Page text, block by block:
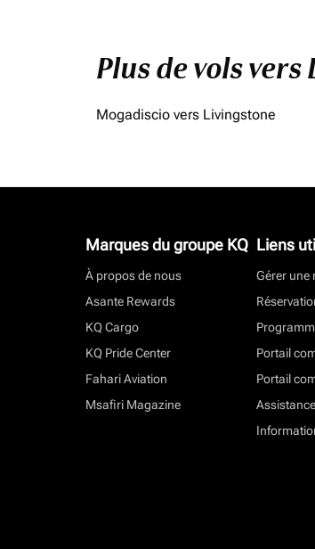
Plus de vols
Mogadiscio vers Livingstone
Marques du groupe KQ
À propos de nous
Asante Rewards
KQ Cargo
KQ Pride Center
Fahari Aviation
Msafiri Magazine
Liens
Gérer une
Portail
Portail